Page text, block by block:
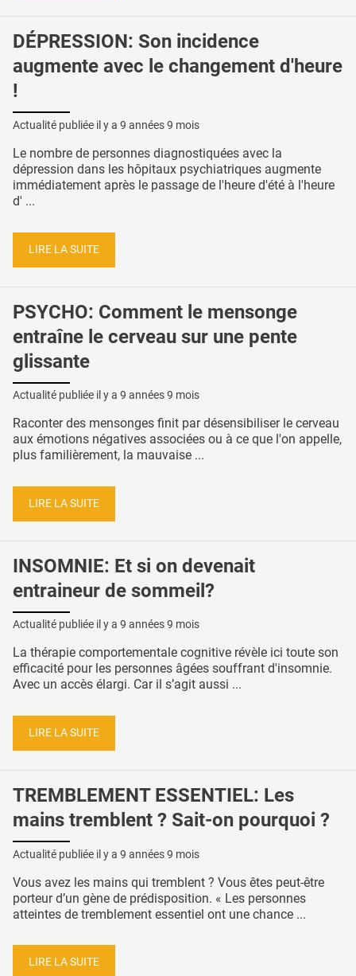
DÉPRESSION: Son incidence
augmente avec le changement d'heure
!
Actualité publiée il y a 9 années 9 mois
Le nombre de personnes diagnostiquées avec la
dépression dans les hôpitaux psychiatriques augmente
immédiatement après le passage de l'heure d'été à l'heure
d' ...
LIRE LA SUITE
PSYCHO: Comment le mensonge
entraîne le cerveau sur une pente
glissante
Actualité publiée il y a 9 années 9 mois
Raconter des mensonges finit par désensibiliser le cerveau
aux émotions négatives associées ou à ce que l'on appelle,
plus familièrement, la mauvaise ...
LIRE LA SUITE
INSOMNIE: Et si on devenait
entraineur de sommeil?
Actualité publiée il y a 9 années 9 mois
La thérapie comportementale cognitive révèle ici toute son
efficacité pour les personnes âgées souffrant d'insomnie.
Avec un accès élargi. Car il s’agit aussi ...
LIRE LA SUITE
TREMBLEMENT ESSENTIEL: Les
mains tremblent ? Sait-on pourquoi ?
Actualité publiée il y a 9 années 9 mois
Vous avez les mains qui tremblent ? Vous êtes peut-être
porteur d’un gène de prédisposition. « Les personnes
atteintes de tremblement essentiel ont une chance ...
LIRE LA SUITE